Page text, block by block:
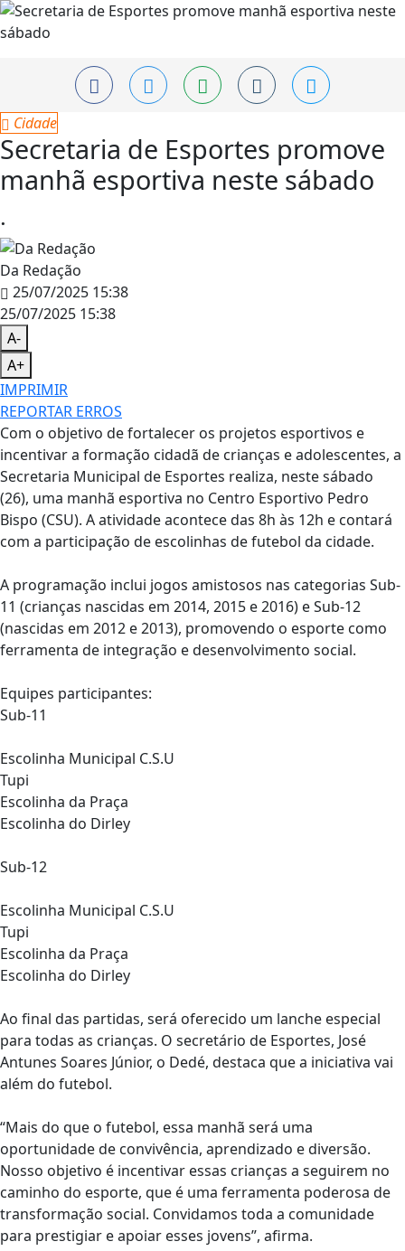
Cidade
Secretaria de Esportes promove
manhã esportiva neste sábado
.
Da Redação
25/07/2025 15:38
25/07/2025 15:38
A-
A+
IMPRIMIR
REPORTAR ERROS
Com o objetivo de fortalecer os projetos esportivos e
incentivar a formação cidadã de crianças e adolescentes, a
Secretaria Municipal de Esportes realiza, neste sábado
(26), uma manhã esportiva no Centro Esportivo Pedro
Bispo (CSU). A atividade acontece das 8h às 12h e contará
com a participação de escolinhas de futebol da cidade.
A programação inclui jogos amistosos nas categorias Sub-
11 (crianças nascidas em 2014, 2015 e 2016) e Sub-12
(nascidas em 2012 e 2013), promovendo o esporte como
ferramenta de integração e desenvolvimento social.
Equipes participantes:
Sub-11
Escolinha Municipal C.S.U
Tupi
Escolinha da Praça
Escolinha do Dirley
Sub-12
Escolinha Municipal C.S.U
Tupi
Escolinha da Praça
Escolinha do Dirley
Ao final das partidas, será oferecido um lanche especial
para todas as crianças. O secretário de Esportes, José
Antunes Soares Júnior, o Dedé, destaca que a iniciativa vai
além do futebol.
“Mais do que o futebol, essa manhã será uma
oportunidade de convivência, aprendizado e diversão.
Nosso objetivo é incentivar essas crianças a seguirem no
caminho do esporte, que é uma ferramenta poderosa de
transformação social. Convidamos toda a comunidade
para prestigiar e apoiar esses jovens”, afirma.